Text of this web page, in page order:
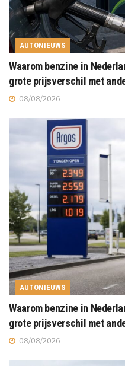
AUTONIEUWS
Waarom benzine in
grote prijsverschil met
08/08/2026
AUTONIEUWS
Waarom benzine in
grote prijsverschil met
08/08/2026